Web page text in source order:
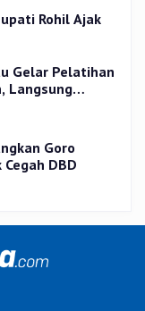
Rohil Ajak
Gelar Pelatihan
Langsung
Goro
DBD